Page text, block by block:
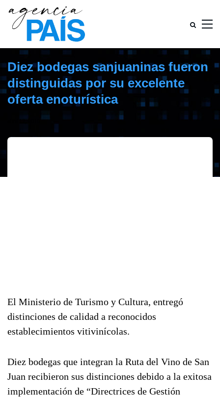
Diez bodegas sanjuaninas fueron
distinguidas por su excelente
oferta enoturística
El Ministerio de Turismo y Cultura, entregó
distinciones de calidad a reconocidos
establecimientos vitivinícolas.
Diez bodegas que integran la Ruta del Vino de San
Juan recibieron sus distinciones debido a la exitosa
implementación de “Directrices de Gestión